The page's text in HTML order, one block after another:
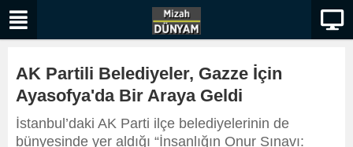
AK Partili Belediyeler, Gazze İçin
Ayasofya'da Bir Araya Geldi
İstanbul’daki AK Parti ilçe belediyelerinin de
bünyesinde yer aldığı “İnsanlığın Onur Sınavı: